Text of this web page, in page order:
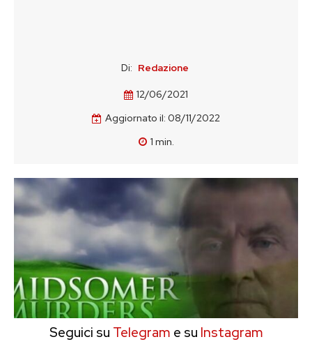
Di: Redazione
12/06/2021
Aggiornato il: 08/11/2022
1 min.
Seguici su Telegram e su Instagram